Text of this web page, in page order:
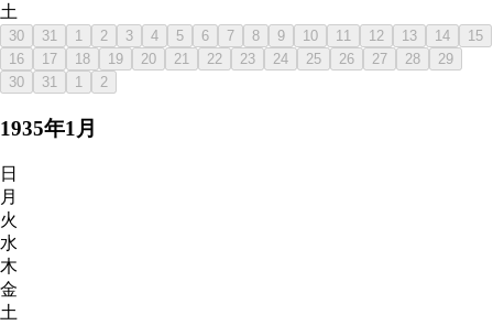
土
30 31 1 2 3 4 5 6 7 8 9 10 11 12 13 14
15
16
17 18 19 20 21 22 23 24 25 26 27 28
29
30
31 1 2
1935年1 月
日
月
火
水
木
金
土